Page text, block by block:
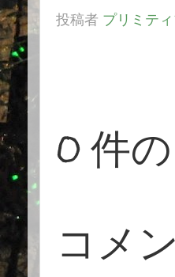
投稿者 プリミテ
0 件
コメ